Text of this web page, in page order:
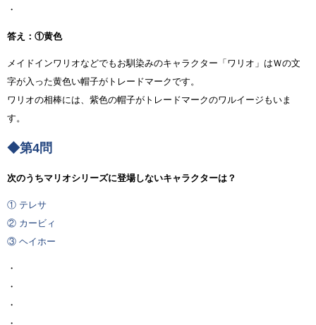
・
答え：①黄色
メイドインワリオなどでもお馴染みのキャラクター「ワリオ」はＷの文
字が入った黄色い帽子がトレードマークです。
ワリオの相棒には、紫色の帽子がトレードマークのワルイージもいま
す。
◆第4問
次のうちマリオシリーズに登場しないキャラクターは？
① テレサ
② カービィ
③ ヘイホー
・
・
・